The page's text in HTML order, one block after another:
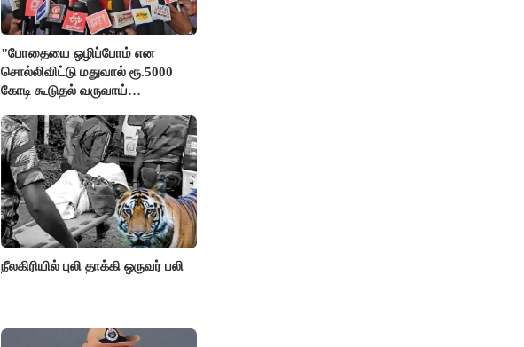
"போதையை ஒழிப்போம் என
சொல்லிவிட்டு மதுவால் ரூ.5000
கோடி கூடுதல் வருவாய்
மார்க்கண்டேயன்
நீலகிரியில் புலி தாக்கி ஒருவர் பலி